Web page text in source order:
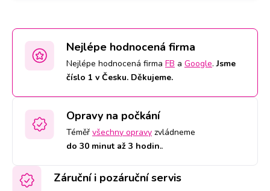
Nejlépe hodnocená firma
Nejlépe hodnocená firma FB a Google.Jsme
číslo 1 v Česku. Děkujeme.
Opravy na počkání
Téměř všechny opravy zvládneme
do 30 minut až 3 hodin..
Záruční i pozáruční servis